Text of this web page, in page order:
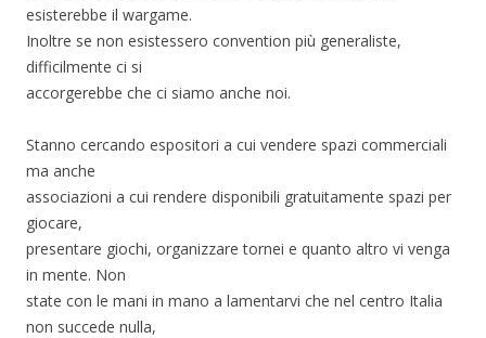
esisterebbe il wargame.
Inoltre se non esistessero convention più generaliste,
difficilmente ci si
accorgerebbe che ci siamo anche noi.
Stanno cercando espositori a cui vendere spazi commerciali
ma anche
associazioni a cui rendere disponibili gratuitamente spazi per
giocare,
presentare giochi, organizzare tornei e quanto altro vi venga
in mente. Non
state con le mani in mano a lamentarvi che nel centro Italia
non succede nulla,